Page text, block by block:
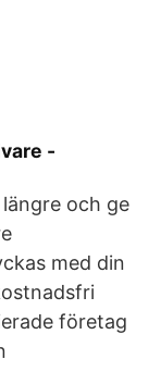
-
och ge
med din
företag